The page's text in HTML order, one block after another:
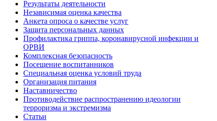
Результаты деятельности
Независимая оценка качества
Анкета опроса о качестве услуг
Защита персональных данных
Профилактика гриппа, коронавирусной инфекции и
ОРВИ
Комплексная безопасность
Посещение воспитанников
Специальная оценка условий труда
Организация питания
Наставничество
Противодействие распространению идеологии
терроризма и экстремизма
Статьи